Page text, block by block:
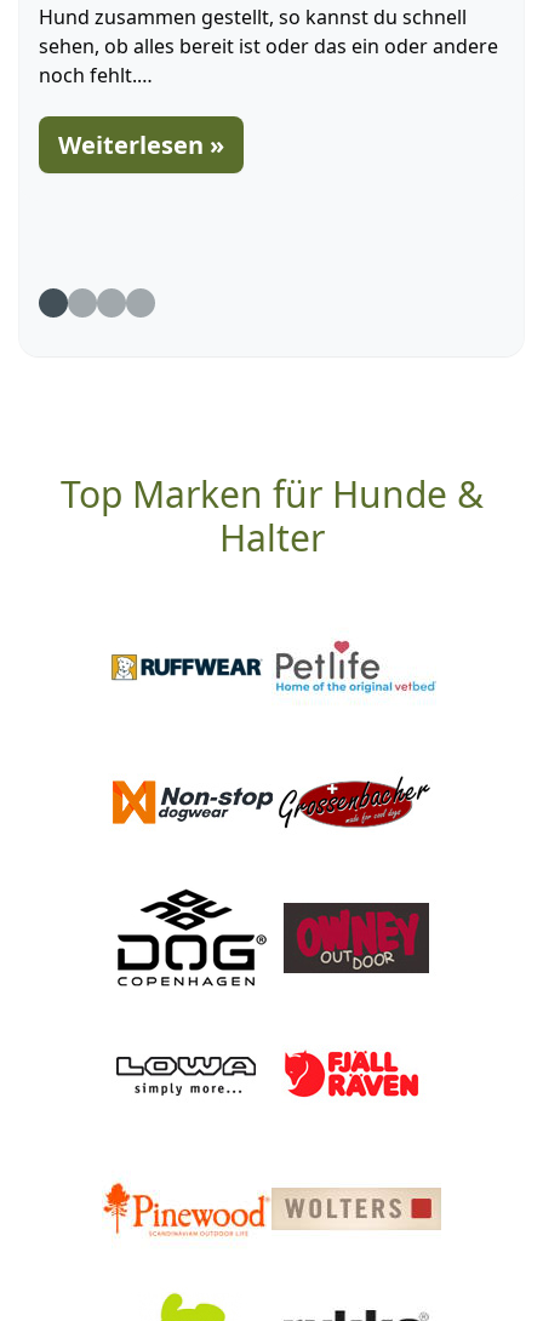
Hund zusammen gestellt, so kannst du schnell
sehen, ob alles bereit ist oder das ein oder andere
noch fehlt.
Checkliste vor dem Urlaub, wenn der Hund mit auf
Reisen geht:Unbedingt dabei sein sollte ein Erste-
Weiterlesen »
Hundewissen Blog Artikel 1
Hundewissen Blog Artikel 2
Hundewissen Blog Artikel 3
Hundewissen Blog Artikel 4
Top Marken für Hunde &
Halter